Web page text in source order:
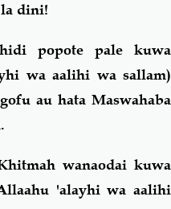
dini!
popote pale kuwa
wa aalihi wa sallam)
au hata Maswahaba
wanaodai kuwa
'alayhi wa aalihi